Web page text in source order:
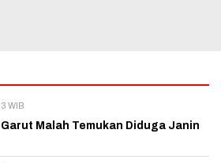
WIB
Malah Temukan Diduga Janin